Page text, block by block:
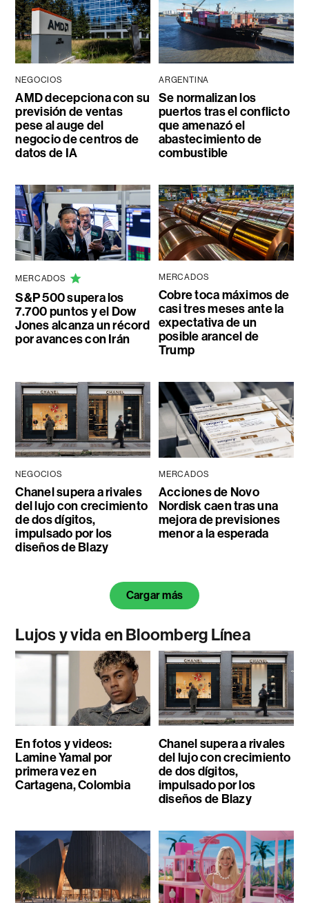
NEGOCIOS
AMD decepciona con su
previsión de ventas
pese al auge del
negocio de centros de
datos de IA
ARGENTINA
Se normalizan los
puertos tras el conflicto
que amenazó el
abastecimiento de
combustible
MERCADOS
S&P 500 supera los
7.700 puntos y el Dow
Jones alcanza un récord
por avances con Irán
MERCADOS
Cobre toca máximos de
casi tres meses ante la
expectativa de un
posible arancel de
Trump
NEGOCIOS
Chanel supera a rivales
del lujo con crecimiento
de dos dígitos,
impulsado por los
diseños de Blazy
MERCADOS
Acciones de Novo
Nordisk caen tras una
mejora de previsiones
menor a la esperada
Cargar más
Lujos y vida en Bloomberg Línea
En fotos y videos:
Lamine Yamal por
primera vez en
Cartagena, Colombia
Chanel supera a rivales
del lujo con crecimiento
de dos dígitos,
impulsado por los
diseños de Blazy